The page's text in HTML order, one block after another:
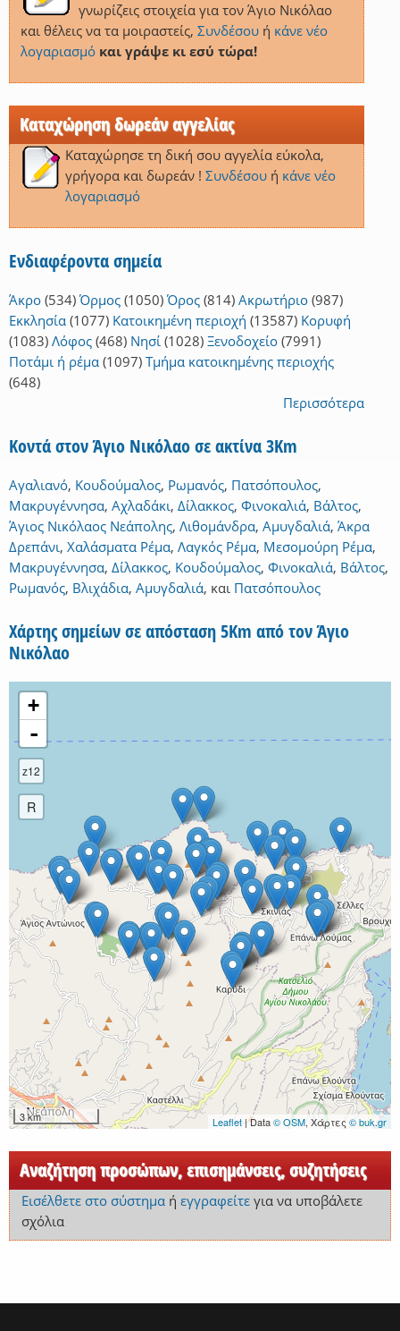
γνωρίζεις στοιχεία για τον Άγιο Νικόλαο
και θέλεις να τα μοιραστείς, Συνδέσουή κάνε νέο
λογαριασμό και γράψε κι εσύ τώρα!
Καταχώρηση δωρεάν αγγελίας
Καταχώρησε τη δική σου αγγελία εύκολα,
γρήγορα και δωρεάν ! Συνδέσουή κάνε νέο
λογαριασμό
Ενδιαφέροντα σημεία
Άκρο (534) Όρμος (1050) Όρος (814) Ακρωτήριο (987)
Εκκλησία (1077) Κατοικημένη περιοχή (13587) Κορυφή
(1083) Λόφος (468) Νησί (1028) Ξενοδοχείο (7991)
Ποτάμι ή ρέμα (1097) Τμήμα κατοικημένης περιοχής
(648)
Περισσότερα
Κοντά στον Άγιο Νικόλαο σε ακτίνα 3Km
Αγαλιανό, Κουδούμαλος, Ρωμανός, Πατσόπουλος,
Μακρυγέννησα, Αχλαδάκι, Δίλακκος, Φινοκαλιά, Βάλτος,
Άγιος Νικόλαος Νεάπολης, Λιθομάνδρα, Αμυγδαλιά, Άκρα
Δρεπάνι, Χαλάσματα Ρέμα, Λαγκός Ρέμα, Μεσομούρη Ρέμα,
Μακρυγέννησα, Δίλακκος, Κουδούμαλος, Φινοκαλιά, Βάλτος,
Ρωμανός, Βλιχάδια, Αμυγδαλιά, και Πατσόπουλος
Χάρτης σημείων σε απόσταση 5Km από τον Άγιο
Νικόλαο
+
-
z12
R
3 km Leaflet | Data© OSM, Χάρτες © buk.gr
Αναζήτηση προσώπων, επισημάνσεις, συζητήσεις
Εισέλθετε στο σύστημαή εγγραφείτεγια να υποβάλετε
σχόλια